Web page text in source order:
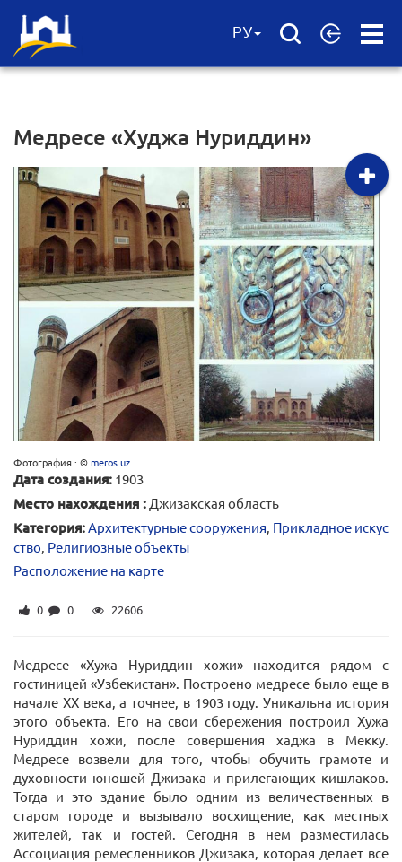
Open
РУ
Медресе «Худжа Нуриддин»
Фотография : ©meros.uz
Дата создания: 1903
Место нахождения : Джизакская область
Категория:Архитектурные сооружения, Прикладное искус
ство, Религиозные объекты
Расположение на карте
0 0 22606
Медресе «Хужа Нуриддин хожи» находится рядом с
гостиницей «Узбекистан». Построено медресе было еще в
начале ХХ века, а точнее, в 1903 году. Уникальна история
этого объекта. Его на свои сбережения построил Хужа
Нуриддин хожи, после совершения хаджа в Мекку.
Медресе возвели для того, чтобы обучить грамоте и
духовности юношей Джизака и прилегающих кишлаков.
Тогда и это здание было одним из величественных в
старом городе и вызывало восхищение, как местных
жителей, так и гостей. Сегодня в нем разместилась
Ассоциация ремесленников Джизака, которая делает все